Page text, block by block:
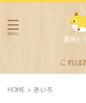
家族と
これは
HOME > きいろ